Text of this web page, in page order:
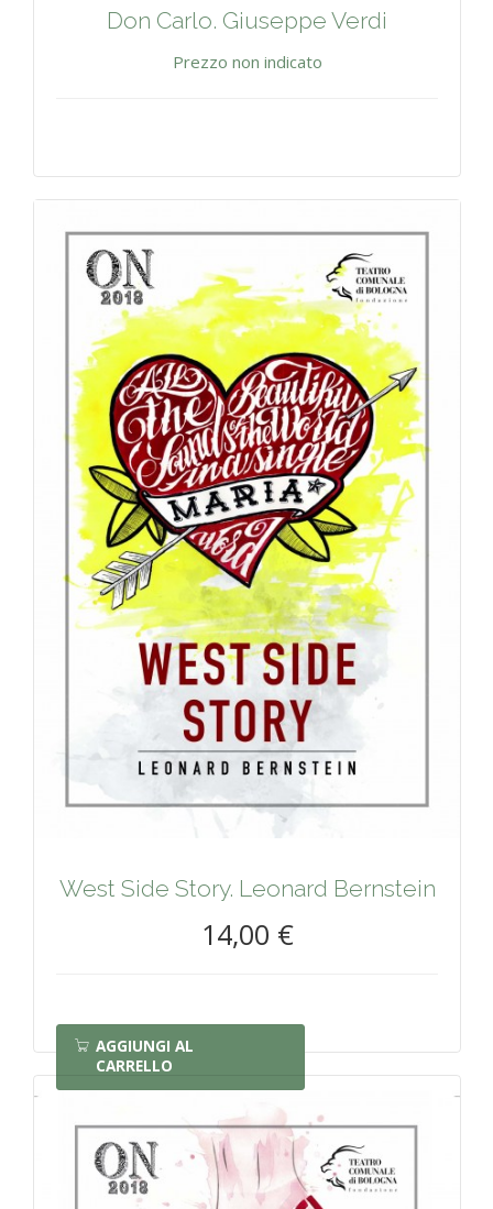
Don Carlo. Giuseppe Verdi
Prezzo non indicato
West Side Story. Leonard Bernstein
14,00 €
AGGIUNGI AL
CARRELLO